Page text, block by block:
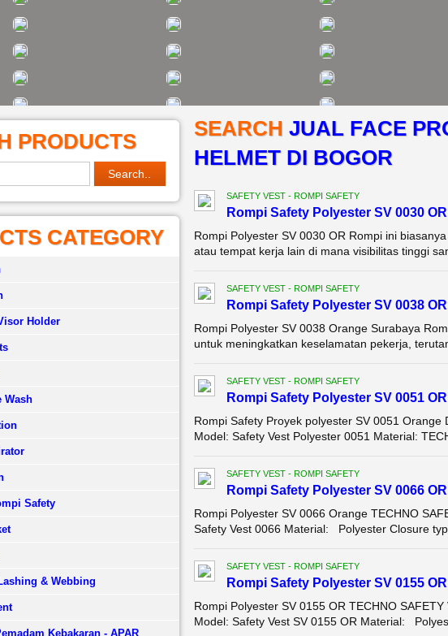
PRODUCTS
CATEGORY
Holder
Wash
Safety
& Webbing
Kebakaran - APAR
SEARCH JUAL FACE
HELMET DI BOGOR
SAFETY VEST - ROMPI SAFETY
Rompi Safety Polyester SV 0030 OR
Rompi Polyester SV 0030 OR Rompi ini
atau tempat kerja lain di mana visibilitas tinggi
SAFETY VEST - ROMPI SAFETY
Rompi Safety Polyester SV 0038 OR
Rompi Polyester SV 0038 Orange Surabaya
untuk meningkatkan keselamatan pekerja,
SAFETY VEST - ROMPI SAFETY
Rompi Safety Polyester SV 0051 OR
Rompi Safety Proyek polyester SV 0051
Model: Safety Vest Polyester 0051 Material:
SAFETY VEST - ROMPI SAFETY
Rompi Safety Polyester SV 0066 OR
Rompi Polyester SV 0066 Orange TECHNO
Safety Vest 0066 Material: Polyester Closure
SAFETY VEST - ROMPI SAFETY
Rompi Safety Polyester SV 0155 OR
Rompi Polyester SV 0155 OR TECHNO
Model: Safety Vest SV 0155 OR Material: